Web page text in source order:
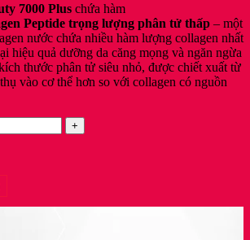
7000 Plus chứa hàm
Peptide trọng lượng phân tử thấp – một
nước chứa nhiều hàm lượng collagen nhất
hiệu quả dưỡng da căng mọng và ngăn ngừa
thước phân tử siêu nhỏ, được chiết xuất từ
vào cơ thể hơn so với collagen có nguồn